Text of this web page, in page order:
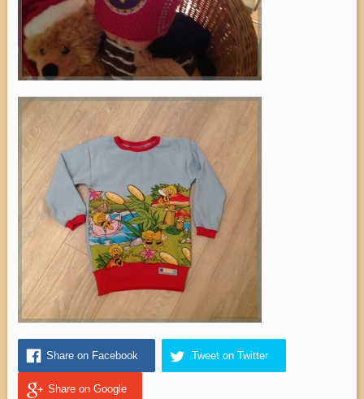
Share on Facebook Tweet on Twitter
Share on Google